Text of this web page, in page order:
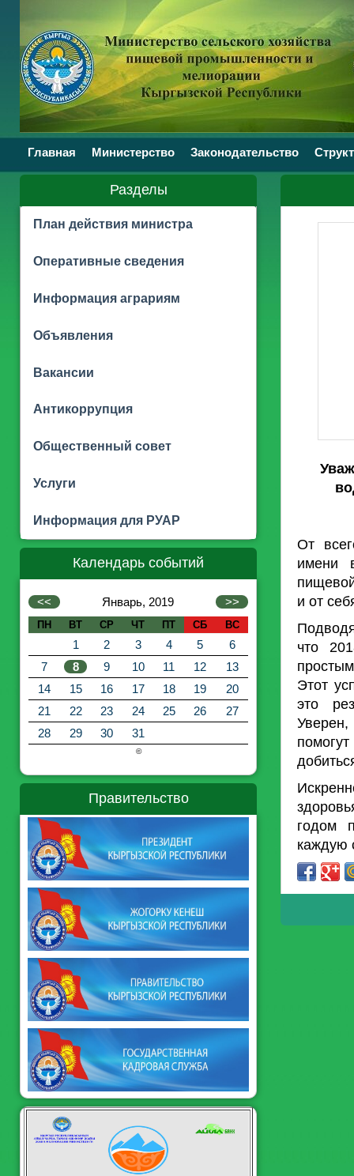
Главная Министерство Законодательство
Разделы
План действия министра
Оперативные сведения
Информация аграриям
Объявления
Вакансии
Антикоррупция
Общественный совет
Услуги
Информация для РУАР
Календарь событий
<< Январь, 2019 >>
ПН ВТ СР ЧТ ПТ СБ ВС
1 2 3 4 5
6
7
8 9 10 11 12
13
14
15 16 17 18 19
20
21
22 23 24 25 26
27
28
29 30 31
©
Правительство
От
имени
и от
что
Этот
это
годом
каждую